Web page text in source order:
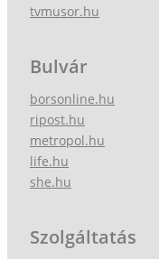
tvmusor.hu
Bulvár
borsonline.hu
ripost.hu
metropol.hu
life.hu
she.hu
Szolgáltatás